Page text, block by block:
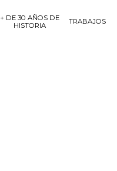
+ DE 30 AÑOS DE
HISTORIA
TRABAJOS